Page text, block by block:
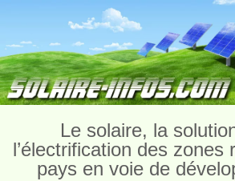
Le solaire, la
l’électrification des zones
pays en voie de